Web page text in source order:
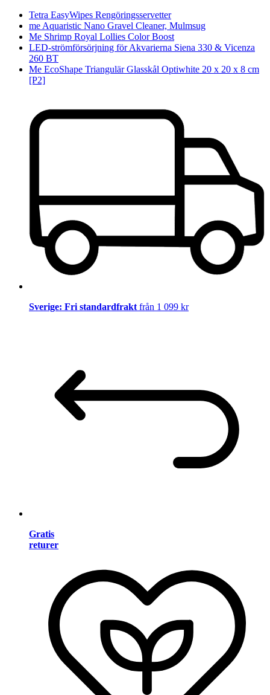
Tetra EasyWipes Rengöringsservetter
me Aquaristic Nano Gravel Cleaner, Mulmsug
Me Shrimp Royal Lollies Color Boost
LED-strömförsörjning för Akvarierna Siena 330 & Vicenza
260 BT
Me EcoShape Triangulär Glasskål Optiwhite 20 x 20 x 8 cm
[P2]
Sverige: Fri standardfrakt från 1 099 kr
Gratis
returer